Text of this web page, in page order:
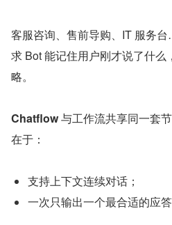
客服咨询、售前导购、IT 服务
求 Bot 能记住用户刚才说了什
略。
Chatflow 与工作流共享同一套
在于：
支持上下文连续对话；
一次只输出一个最合适的应答